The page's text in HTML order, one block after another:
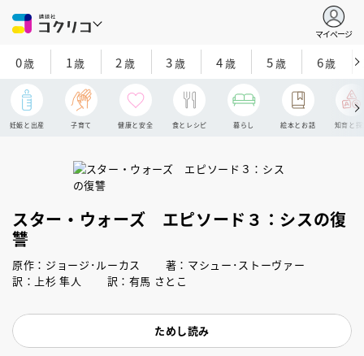
マイページ
0歳 1歳 2 歳 3歳 4歳 5歳 6歳
妊娠と出産 子育て 健康と安全 食とレシピ 暮らし 絵本とお話 知育と探
スター・ウォーズ エピソード３：シスの復
讐
原作：ジョージ･ルーカス 著：マシュー･ストーヴァー
訳：上杉 隼人 訳：有馬 さとこ
ためし読み